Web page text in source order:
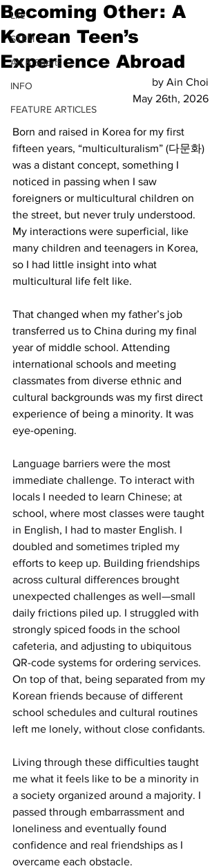
Life
STEM
Art & Sports
INFO
FEATURE ARTICLES
Becoming Other: A
Korean Teen’s
Experience Abroad
by Ain Choi
May 26th, 2026
Born and raised in Korea for my first
fifteen years, “multiculturalism” (다문화)
was a distant concept, something I
noticed in passing when I saw
foreigners or multicultural children on
the street, but never truly understood.
My interactions were superficial, like
many children and teenagers in Korea,
so I had little insight into what
multicultural life felt like.
That changed when my father’s job
transferred us to China during my final
year of middle school. Attending
international schools and meeting
classmates from diverse ethnic and
cultural backgrounds was my first direct
experience of being a minority. It was
eye-opening.
Language barriers were the most
immediate challenge. To interact with
locals I needed to learn Chinese; at
school, where most classes were taught
in English, I had to master English. I
doubled and sometimes tripled my
efforts to keep up. Building friendships
across cultural differences brought
unexpected challenges as well—small
daily frictions piled up. I struggled with
strongly spiced foods in the school
cafeteria, and adjusting to ubiquitous
QR-code systems for ordering services.
On top of that, being separated from my
Korean friends because of different
school schedules and cultural routines
left me lonely, without close confidants.
Living through these difficulties taught
me what it feels like to be a minority in
a society organized around a majority. I
passed through embarrassment and
loneliness and eventually found
confidence and real friendships as I
overcame each obstacle.